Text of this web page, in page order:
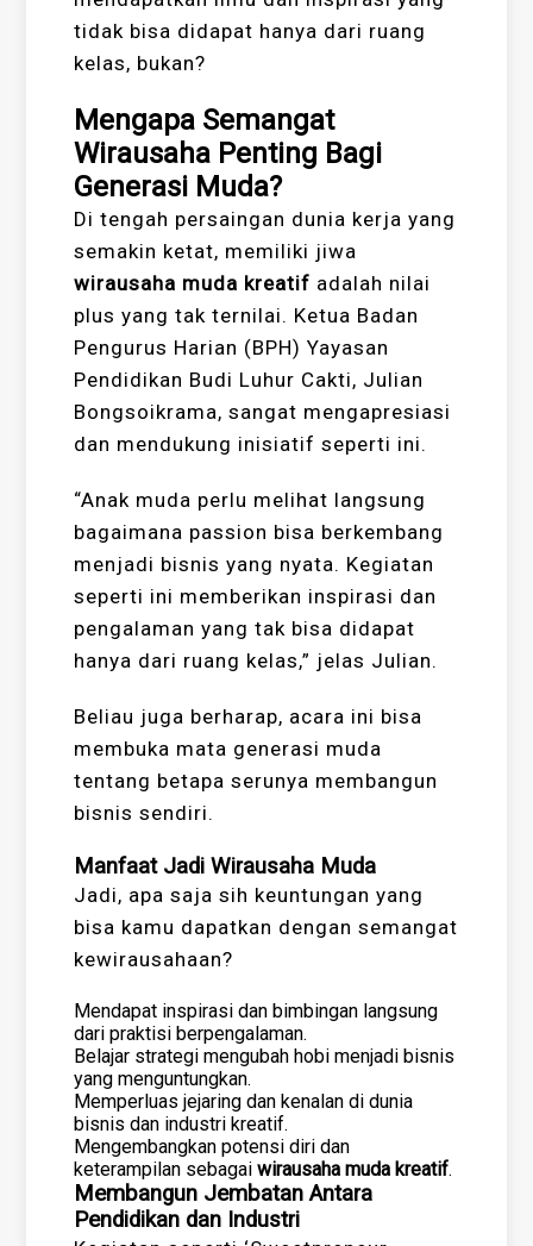
tidak bisa didapat hanya dari ruang
kelas, bukan?
Mengapa Semangat
Wirausaha Penting Bagi
Generasi Muda?
Di tengah persaingan dunia kerja yang
semakin ketat, memiliki jiwa
wirausaha muda kreatif adalah nilai
plus yang tak ternilai. Ketua Badan
Pengurus Harian (BPH) Yayasan
Pendidikan Budi Luhur Cakti, Julian
Bongsoikrama, sangat mengapresiasi
dan mendukung inisiatif seperti ini.
“Anak muda perlu melihat langsung
bagaimana passion bisa berkembang
menjadi bisnis yang nyata. Kegiatan
seperti ini memberikan inspirasi dan
pengalaman yang tak bisa didapat
hanya dari ruang kelas,” jelas Julian.
Beliau juga berharap, acara ini bisa
membuka mata generasi muda
tentang betapa serunya membangun
bisnis sendiri.
Manfaat Jadi Wirausaha Muda
Jadi, apa saja sih keuntungan yang
bisa kamu dapatkan dengan semangat
kewirausahaan?
Mendapat inspirasi dan bimbingan langsung
dari praktisi berpengalaman.
Belajar strategi mengubah hobi menjadi bisnis
yang menguntungkan.
Memperluas jejaring dan kenalan di dunia
bisnis dan industri kreatif.
Mengembangkan potensi diri dan
keterampilan sebagaiwirausaha muda kreatif.
Membangun Jembatan Antara
Pendidikan dan Industri